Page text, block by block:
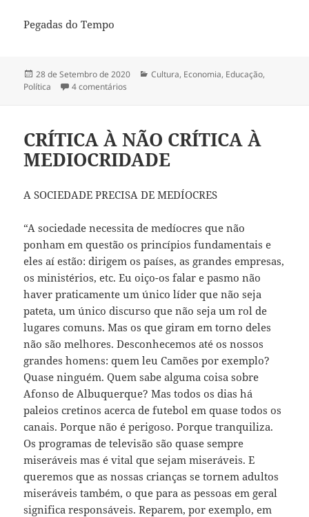
Pegadas do Tempo
Publicado
a
28 de Setembro de 2020 Categorias
Cultura, Economia, Educação,
Política
4 comentários
CRÍTICA À NÃO CRÍTICA À
MEDIOCRIDADE
A SOCIEDADE PRECISA DE MEDÍOCRES
“A sociedade necessita de medíocres que não
ponham em questão os princípios fundamentais e
eles aí estão: dirigem os países, as grandes empresas,
os ministérios, etc. Eu oiço-os falar e pasmo não
haver praticamente um único líder que não seja
pateta, um único discurso que não seja um rol de
lugares comuns. Mas os que giram em torno deles
não são melhores. Desconhecemos até os nossos
grandes homens: quem leu Camões por exemplo?
Quase ninguém. Quem sabe alguma coisa sobre
Afonso de Albuquerque? Mas todos os dias há
paleios cretinos acerca de futebol em quase todos os
canais. Porque não é perigoso. Porque tranquiliza.
Os programas de televisão são quase sempre
miseráveis mas é vital que sejam miseráveis. E
queremos que as nossas crianças se tornem adultos
miseráveis também, o que para as pessoas em geral
significa responsáveis. Reparem, por exemplo, em